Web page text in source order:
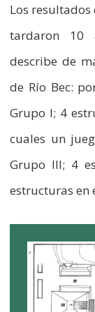
Los resultados
tardaron 10
describe de
de Río Bec:
Grupo I; 4
cuales un
Grupo III; 4
estructuras en